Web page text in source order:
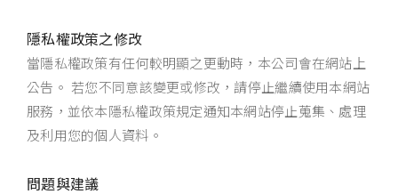
隱私權政策之修改
當隱私權政策有任何較明顯之更動時，本公司會在網站上
公告。 若您不同意該變更或修改，請停止繼續使用本網站
服務，並依本隱私權政策規定通知本網站停止蒐集、處理
及利用您的個人資料。
問題與建議